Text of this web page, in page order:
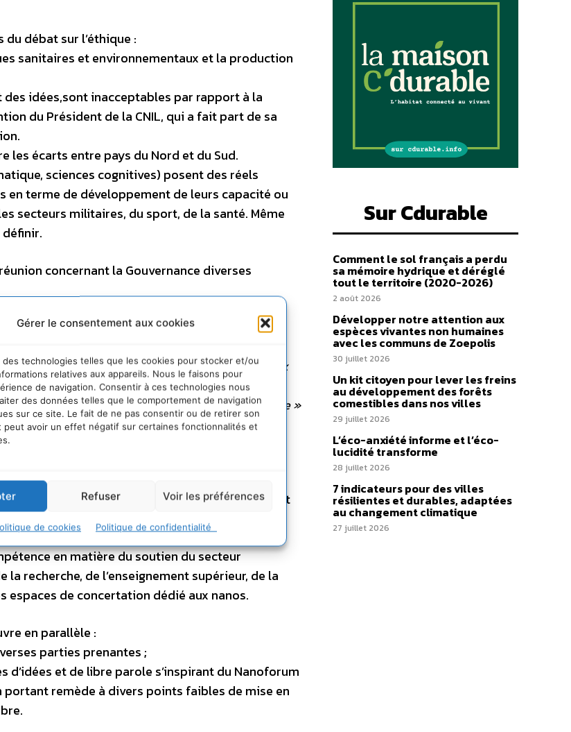
Gérer le consentement aux cookies
des technologies telles que les cookies pour stocker et/ou
relatives aux appareils. Nous le faisons pour
de navigation. Consentir à ces technologies nous
des données telles que le comportement de navigation
sur ce site. Le fait de ne pas consentir ou de retirer son
peut avoir un effet négatif sur certaines fonctionnalités et
Refuser Voir les préférences
de cookies Politique de confidentialité
débat sur l’éthique :
sanitaires et environnementaux et la production
idées,sont inacceptables par rapport à la
du Président de la CNIL, qui a fait part de sa
les écarts entre pays du Nord et du Sud.
sciences cognitives) posent des réels
en terme de développement de leurs capacité ou
secteurs militaires, du sport, de la santé. Même
concernant la Gouvernance diverses
par une grande incertitude, il faut concevoir des
la mise en place d’un site d’informations dédié aux
tous, permettant de suivre les informations
mais non géré par le personnel d’un ministère »
niveaux géographiques national, régional et
Saclay, Grenoble, Toulouse.
en matière du soutien du secteur
recherche, de l’enseignement supérieur, de la
de concertation dédié aux nanos.
en parallèle :
parties prenantes ;
d’idées et de libre parole s’inspirant du Nanoforum
portant remède à divers points faibles de mise en
Sur Cdurable
Comment le sol français a perdu
sa mémoire hydrique et déréglé
tout le territoire (2020-2026)
2 août 2026
Développer notre attention aux
espèces vivantes non humaines
avec les communs de Zoepolis
30 juillet 2026
Un kit citoyen pour lever les freins
au développement des forêts
comestibles dans nos villes
29 juillet 2026
L’éco-anxiété informe et l’éco-
lucidité transforme
28 juillet 2026
7 indicateurs pour des villes
résilientes et durables, adaptées
au changement climatique
27 juillet 2026